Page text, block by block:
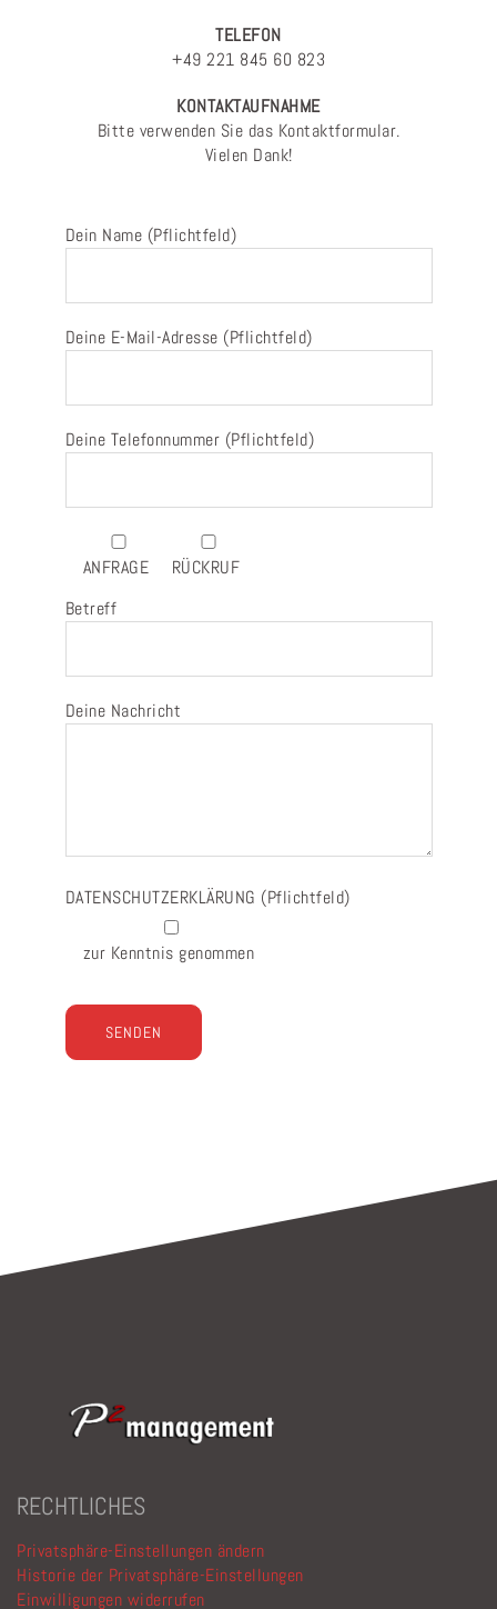
TELEFON
+49 221 845 60 823
KONTAKTAUFNAHME
Bitte verwenden Sie das Kontaktformular.
Vielen Dank!
Dein Name (Pflichtfeld)
Deine E-Mail-Adresse (Pflichtfeld)
Deine Telefonnummer (Pflichtfeld)
ANFRAGE
RÜCKRUF
Betreff
Deine Nachricht
DATENSCHUTZERKLÄRUNG (Pflichtfeld)
zur Kenntnis genommen
RECHTLICHES
Privatsphäre-Einstellungen ändern
Historie der Privatsphäre-Einstellungen
Einwilligungen widerrufen